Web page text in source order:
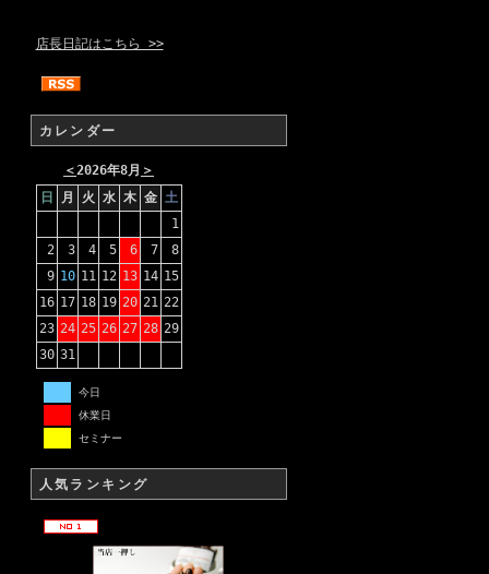
店長日記はこちら >>
カレンダー
＜2026年8月 ＞
日
月 火 水 木 金 土
1
2
3 4 5 6 7
8
9 10 11 12 13 14 15
16 17 18 19 20 21 22
23 24 25 26 27 28 29
30 31
今日
休業日
セミナー
人気ランキング